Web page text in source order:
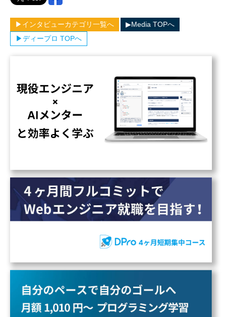
▶︎インタビューカテゴリ一覧へ
▶︎Media TOPへ
▶︎ディープロ TOPへ